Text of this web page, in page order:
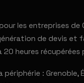
les entreprises de
de devis et
heures
: Grenoble,